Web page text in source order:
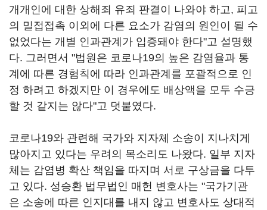
개개인에 대한 상해죄 유죄 판결이 나와야 하고, 피고
의 밀접접촉 이외에 다른 요소가 감염의 원인이 될 수
없었다는 개별 인과관계가 입증돼야 한다"고 설명했
다. 그러면서 "법원은 코로나19의 높은 감염율과 통
계에 따른 경험칙에 따라 인과관계를 포괄적으로 인
정 하려고 하겠지만 이 경우에도 배상액을 모두 수긍
할 것 같지는 않다"고 덧붙였다.
코로나19와 관련해 국가와 지자체 소송이 지나치게
많아지고 있다는 우려의 목소리도 나왔다. 일부 지자
체는 감염병 확산 책임을 따지며 서로 구상금을 다투
고 있다. 성승환 법무법인 매헌 변호사는 "국가기관
은 소송에 따른 인지대를 내지 않고 변호사도 상대적